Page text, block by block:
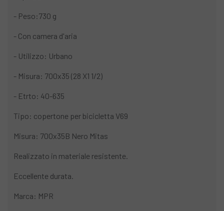
- Peso:730 g
- Con camera d'aria
- Utilizzo: Urbano
- Misura: 700x35 (28 X1 1/2)
- Etrto: 40-635
Tipo: copertone per bicicletta V69
Misura: 700x35B Nero Mitas
Realizzato in materiale resistente.
Eccellente durata.
Marca: MPR